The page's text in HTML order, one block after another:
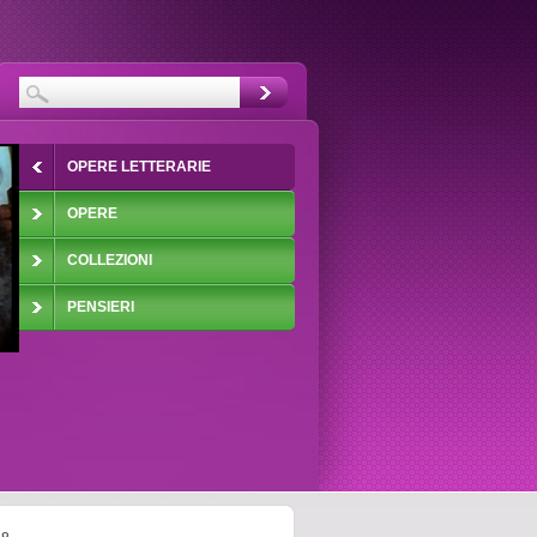
OPERE LETTERARIE
OPERE
COLLEZIONI
PENSIERI